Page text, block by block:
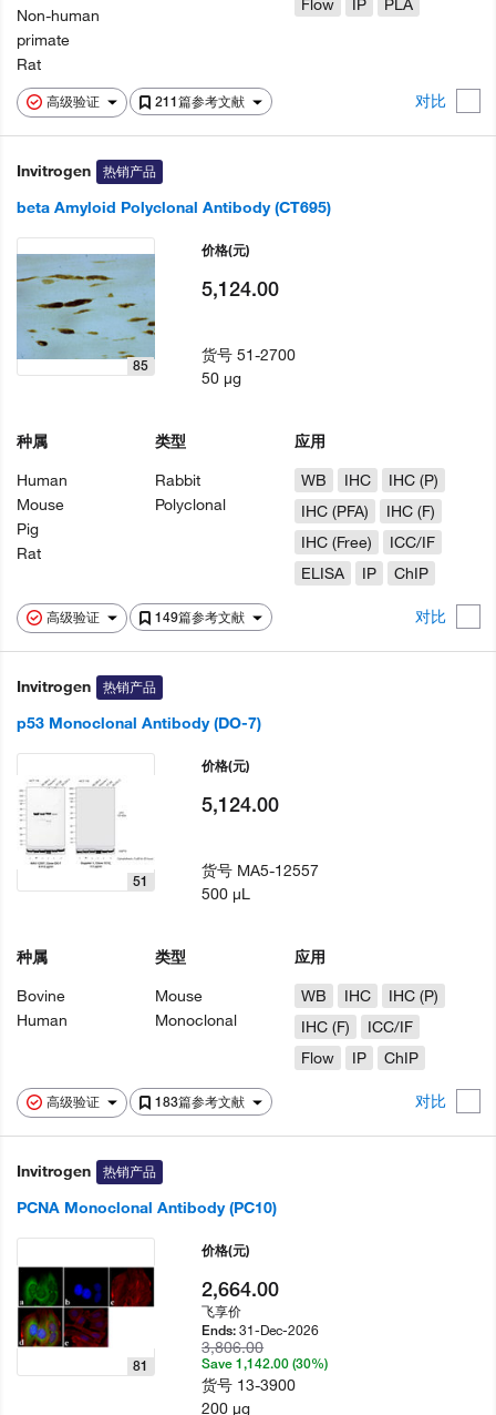
高级验证 211篇参考文献 对比
Non-human
primate
Rat
Flow
IP PLA
Invitrogen 热销产品
beta Amyloid Polyclonal Antibody (CT695)
高级验证 149篇参考文献 对比
85
种属
Human
Mouse
Pig
Rat
类型
Rabbit
Polyclonal
应用
WB
IHC
IHC (P)
IHC (PFA)
IHC (F)
IHC (Free)
ICC/IF
ELISA
IP ChIP
价格(元)
5,124.00
货号51-2700
50 µg
Invitrogen 热销产品
p53 Monoclonal Antibody (DO-7)
高级验证 183篇参考文献 对比
51
种属
Bovine
Human
类型
Mouse
Monoclonal
应用
WB
IHC
IHC (P)
IHC (F)
ICC/IF
Flow
IP ChIP
价格(元)
5,124.00
货号 MA5-12557
500 µL
Invitrogen 热销产品
PCNA Monoclonal Antibody (PC10)
81
价格(元)
2,664.00
飞享价
Ends:31-Dec-2026
3,806.00
Save 1,142.00 (30%)
货号 13-3900
200 µg